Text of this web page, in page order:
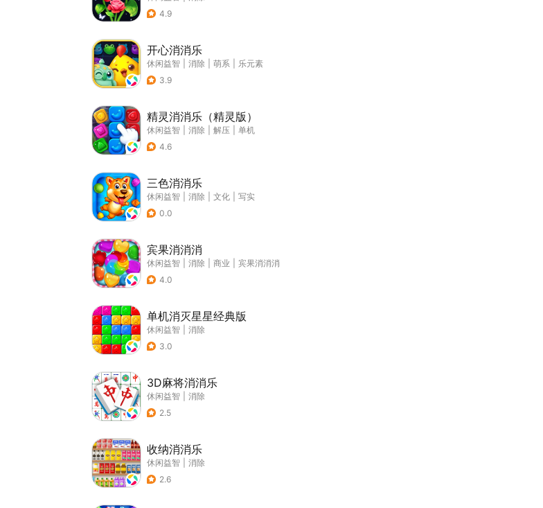
4.9
开心消消乐
休闲益智 消除 萌系
乐元素
3.9
精灵消消乐（精灵版）
休闲益智 消除 解压
单机
4.6
三色消消乐
休闲益智 消除 文化
写实
0.0
宾果消消消
休闲益智 消除 商业
宾果消消消
4.0
单机消灭星星经典版
休闲益智
消除
3.0
3D麻将消消乐
休闲益智
消除
2.5
收纳消消乐
休闲益智
消除
2.6